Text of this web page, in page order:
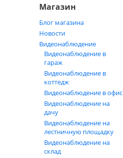
Магазин
Блог магазина
Новости
Видеонаблюдение
Видеонаблюдение в
гараж
Видеонаблюдение в
коттедж
Видеонаблюдение в офис
Видеонаблюдение на
дачу
Видеонаблюдение на
лестничную площадку
Видеонаблюдение на
склад